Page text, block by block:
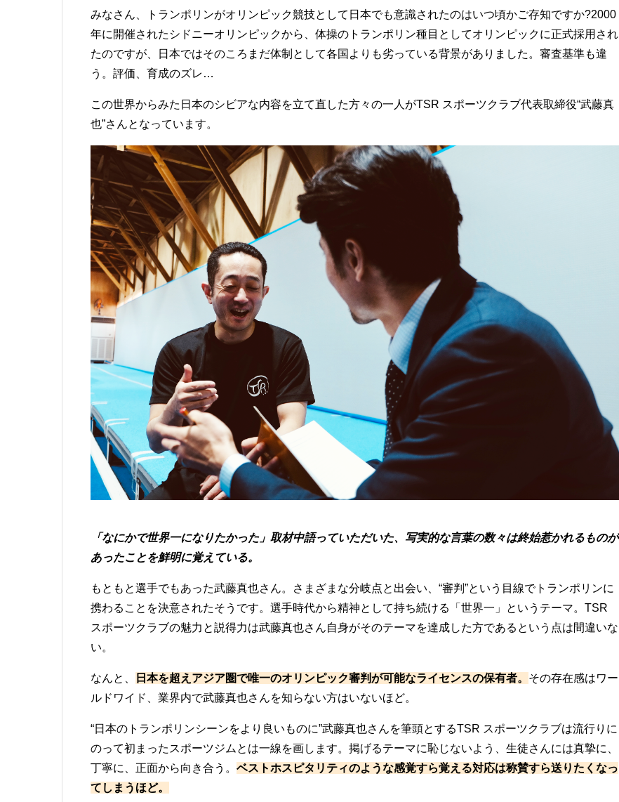
みなさん、トランポリンがオリンピック競技として日本でも意識されたのはいつ頃かご存知ですか?2000
年に開催されたシドニーオリンピックから、体操のトランポリン種目としてオリンピックに正式採用され
たのですが、日本ではそのころまだ体制として各国よりも劣っている背景がありました。審査基準も違
う。評価、育成のズレ…
この世界からみた日本のシビアな内容を立て直した方々の一人がTSR スポーツクラブ代表取締役“武藤真
也”さんとなっています。
「なにかで世界一になりたかった」取材中語っていただいた、写実的な言葉の数々は終始惹かれるものが
あったことを鮮明に覚えている。
もともと選手でもあった武藤真也さん。さまざまな分岐点と出会い、“審判”という目線でトランポリンに
携わることを決意されたそうです。選手時代から精神として持ち続ける「世界一」というテーマ。TSR
スポーツクラブの魅力と説得力は武藤真也さん自身がそのテーマを達成した方であるという点は間違いな
い。
なんと、 日本を超えアジア圏で唯一のオリンピック審判が可能なライセンスの保有者。 その存在感はワー
ルドワイド、業界内で武藤真也さんを知らない方はいないほど。
“日本のトランポリンシーンをより良いものに”武藤真也さんを筆頭とするTSR スポーツクラブは流行りに
のって初まったスポーツジムとは一線を画します。掲げるテーマに恥じないよう、生徒さんには真摯に、
丁寧に、正面から向き合う。 ベストホスピタリティのような感覚すら覚える対応は称賛すら送りたくなっ
てしまうほど。